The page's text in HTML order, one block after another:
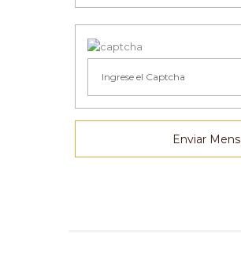
Enviar